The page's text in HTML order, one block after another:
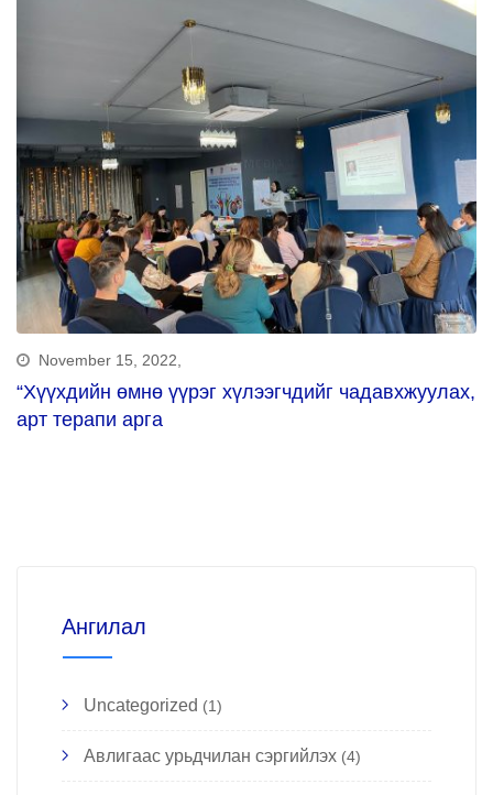
November 15, 2022,
“Хүүхдийн өмнө үүрэг хүлээгчдийг чадавхжуулах,
арт терапи арга
Ангилал
Uncategorized (1)
Авлигаас урьдчилан сэргийлэх (4)